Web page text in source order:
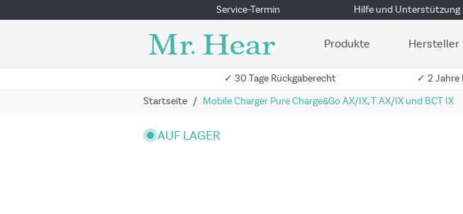
Service-Termin Hilfe und Unterstützung
Produkte Hersteller
✓ 30 Tage Rückgaberecht ✓ 2 Jahre
Startseite / Mobile Charger Pure Charge&Go AX/IX, T AX/IX und BCT IX
AUF LAGER